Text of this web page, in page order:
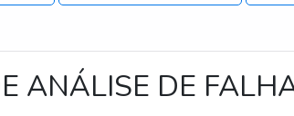
ANÁLISE DE